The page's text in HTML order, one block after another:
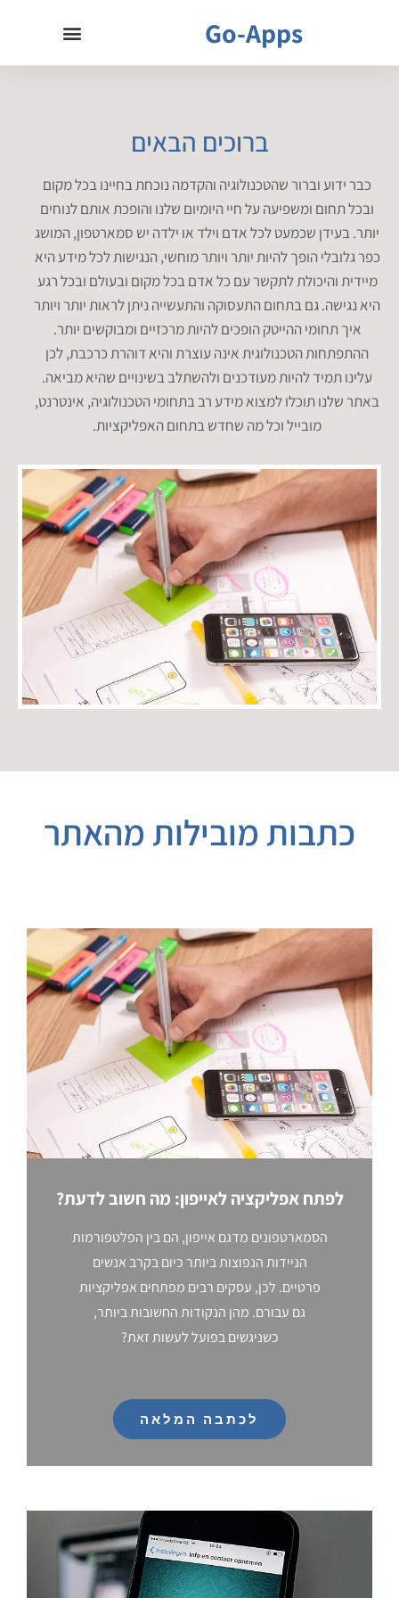
Go-Apps
ברוכים הבאים
כבר ידוע וברור שהטכנולוגיה והקדמה נוכחת בחיינו בכל מקום
ובכל תחום ומשפיעה על חיי היומיום שלנו והופכת אותם לנוחים
יותר. בעידן שכמעט לכל אדם וילד או ילדה יש סמארטפון, המושג
כפר גלובלי הופך להיות יותר ויותר מוחשי, הנגישות לכל מידע היא
מיידית והיכולת לתקשר עם כל אדם בכל מקום ובעולם ובכל רגע
היא נגישה. גם בתחום התעסוקה והתעשייה ניתן לראות יותר ויותר
איך תחומי ההייטק הופכים להיות מרכזיים ומבוקשים יותר.
ההתפתחות הטכנולוגית אינה עוצרת והיא דוהרת כרכבת, לכן
עלינו תמיד להיות מעודכנים ולהשתלב בשינויים שהיא מביאה.
באתר שלנו תוכלו למצוא מידע רב בתחומי הטכנולוגיה, אינטרנט,
מובייל וכל מה שחדש בתחום האפליקציות.
כתבות מובילות מהאתר
לפתח אפליקציה לאייפון: מה חשוב לדעת?
הסמארטפונים מדגם אייפון, הם בין הפלטפורמות
הניידות הנפוצות ביותר כיום בקרב אנשים
פרטיים. לכן, עסקים רבים מפתחים אפליקציות
גם עבורם. מהן הנקודות החשובות ביותר,
כשניגשים בפועל לעשות זאת?
לכתבה המלאה